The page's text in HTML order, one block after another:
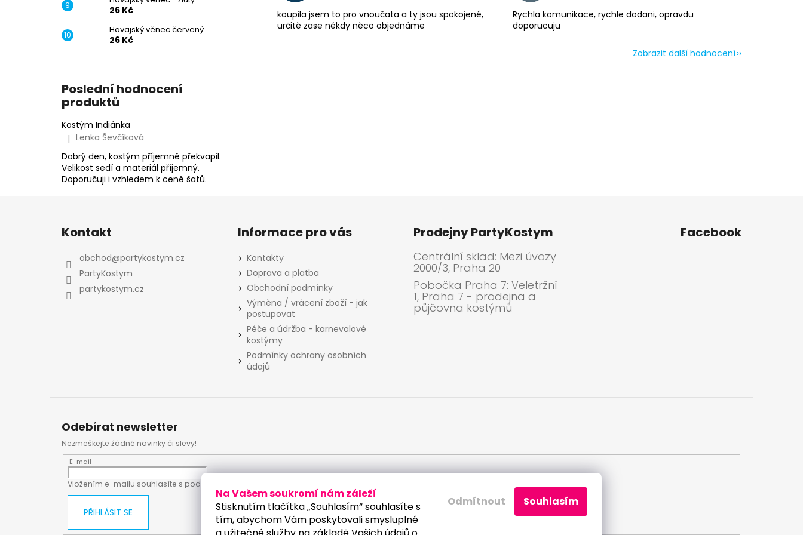
Na Vašem soukromí nám záleží
Stisknutím tlačítka „Souhlasím“ souhlasíte s
tím, abychom Vám poskytovali smysluplné
Odmítnout Souhlasím
26 Kč
Havajský věnec červený
26 Kč
Poslední hodnocení
produktů
Kostým Indiánka
Hodnocení produktu je 5 z 5 hvězdiček.
| Lenka Ševčíková
Dobrý den, kostým příjemně překvapil.
Velikost sedí a materiál příjemný.
Doporučuji i vzhledem k ceně šatů.
koupila jsem to pro vnoučata a ty jsou spokojené,
určitě zase někdy něco objednáme
Rychla komunikace, rychle dodani, opravdu
doporucuju
Zobrazit další hodnocení
Odebírat newsletter
Nezmeškejte žádné novinky či slevy!
E-mail
Vložením e-mailu souhlasíte s podmínkami ochrany osobních údajů
PŘIHLÁSIT SE
Kontakt
obchod@partykostym.cz
PartyKostym
partykostym.cz
Informace pro vás
Kontakty
Doprava a platba
Obchodní podmínky
Výměna / vrácení zboží - jak
postupovat
Péče a údržba - karnevalové
kostýmy
Podmínky ochrany osobních
údajů
Prodejny PartyKostym
Centrální sklad: Mezi úvozy
2000/3, Praha 20
Pobočka Praha 7: Veletržní
1, Praha 7 - prodejna a
půjčovna kostýmů
Facebook